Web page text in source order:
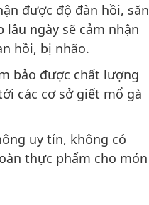
được độ đàn hồi, săn
ngày sẽ cảm nhận
hồi, bị nhão.
bảo được chất lượng
các cơ sở giết mổ gà
uy tín, không có
thực phẩm cho món